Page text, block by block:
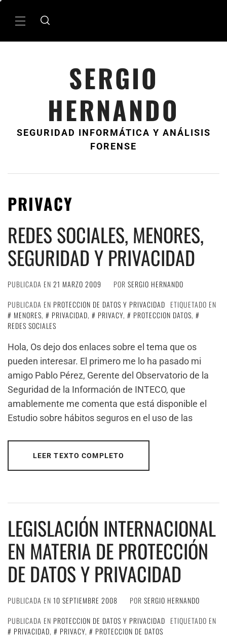
MenÃº
SERGIO
HERNANDO
SEGURIDAD INFORMÁTICA Y ANÁLISIS
FORENSE
PRIVACY
REDES SOCIALES, MENORES,
SEGURIDAD Y PRIVACIDAD
PUBLICADA EN 21 MARZO 2009 POR SERGIO HERNANDO
PUBLICADA EN PROTECCION DE DATOS Y PRIVACIDAD ETIQUETADO EN
MENORES, PRIVACIDAD, PRIVACY, PROTECCION DATOS,
REDES SOCIALES
Hola, Os dejo dos enlaces sobre el tema que os
pueden interesar. El primero me lo ha pasado mi
amigo Pablo Pérez, Gerente del Observatorio de la
Seguridad de la Información de INTECO, que
amablemente me comenta que está disponible el
Estudio sobre hábitos seguros en el uso de las
LEER TEXTO COMPLETO
LEGISLACIÓN INTERNACIONAL
EN MATERIA DE PROTECCIÓN
DE DATOS Y PRIVACIDAD
PUBLICADA EN 10 SEPTIEMBRE 2008 POR SERGIO HERNANDO
PUBLICADA EN PROTECCION DE DATOS Y PRIVACIDAD ETIQUETADO EN
PRIVACIDAD, PRIVACY,
PROTECCION DE DATOS